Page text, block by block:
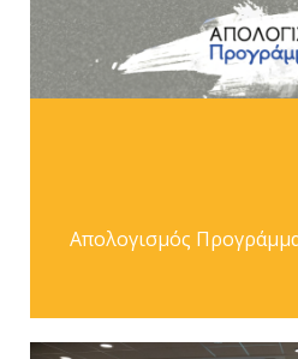
Απολογισμός